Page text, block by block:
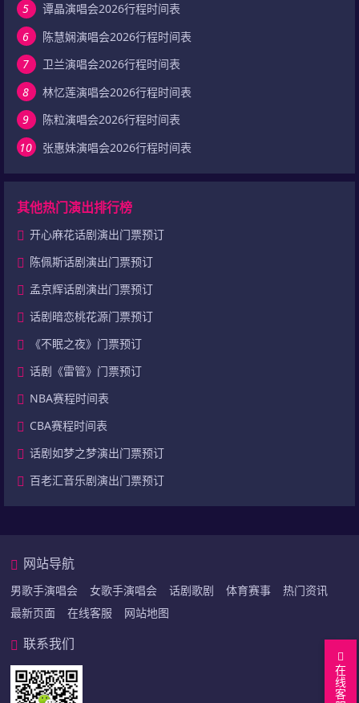
5
谭晶演唱会2026行程时间表
6
陈慧娴演唱会2026行程时间表
7
卫兰演唱会2026行程时间表
8
林忆莲演唱会2026行程时间表
9
陈粒演唱会2026行程时间表
10
张惠妹演唱会2026行程时间表
其他热门演出排行榜
开心麻花话剧演出门票预订
陈佩斯话剧演出门票预订
孟京辉话剧演出门票预订
话剧暗恋桃花源门票预订
《不眠之夜》门票预订
话剧《雷管》门票预订
NBA赛程时间表
CBA赛程时间表
话剧如梦之梦演出门票预订
百老汇音乐剧演出门票预订
网站导航
男歌手演唱会 女歌手演唱会 话剧歌剧 体育赛事
热门资讯
最新页面
在线客服 网站地图
在
线
客
联系我们